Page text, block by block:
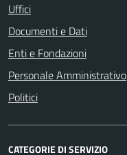
Uffici
Documenti e Dati
Enti e Fondazioni
Personale Amministrativo
Politici
CATEGORIE DI SERVIZIO